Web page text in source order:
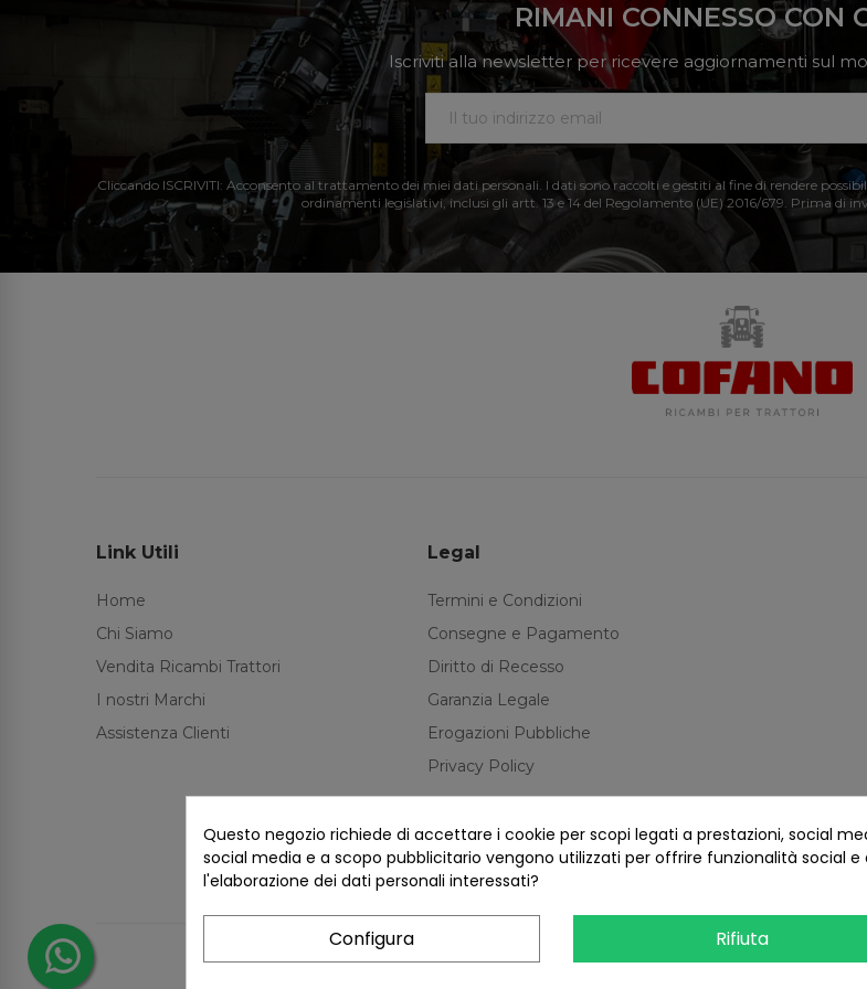
RIMANI CONNESSO CON
Iscriviti alla newsletter per ricevere aggiornamenti sul
Cliccando ISCRIVITI: Acconsento al trattamento dei miei dati personali. I dati sono raccolti e gestiti al fine di rendere
ordinamenti legislativi, inclusi gli artt. 13 e 14 del Regolamento (UE) 2016/679. Prima di
Link Utili
Home
Chi Siamo
Vendita Ricambi Trattori
I nostri Marchi
Assistenza Clienti
Legal
Termini e Condizioni
Consegne e Pagamento
Diritto di Recesso
Garanzia Legale
Erogazioni Pubbliche
Privacy Policy
COFANO S.R.L. - P.IVA 01254650748 - TUTTI I
Questo negozio richiede di accettare i cookie per scopi legati a prestazioni, social
social media e a scopo pubblicitario vengono utilizzati per offrire funzionalità social
l'elaborazione dei dati personali interessati?
Configura Rifiuta